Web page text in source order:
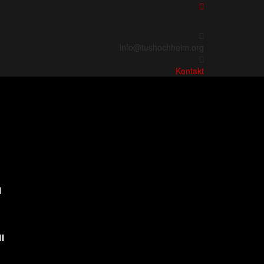
info@tushochheim.org
Kontakt